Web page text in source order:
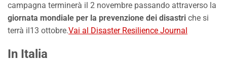
campagna terminerà il 2 novembre passando attraverso la
giornata mondiale per la prevenzione dei disastri che si
terrà il13 ottobre.Vai al Disaster Resilience Journal
In Italia